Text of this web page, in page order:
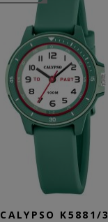
CALYPSO K5881/3